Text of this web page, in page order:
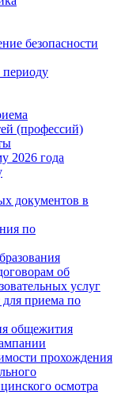
безопасности
периоду
(профессий)
2026 года
документов в
по
об
услуг
приема по
общежития
прохождения
осмотра